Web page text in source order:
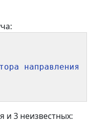
направления
и 3 неизвестных: